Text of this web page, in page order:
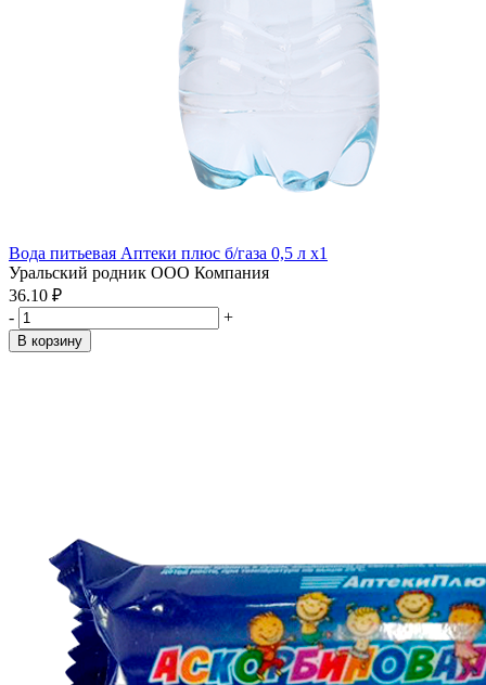
Вода питьевая Аптеки плюс б/газа 0,5 л x1
Уральский родник ООО Компания
36.10 ₽
-
+
В корзину